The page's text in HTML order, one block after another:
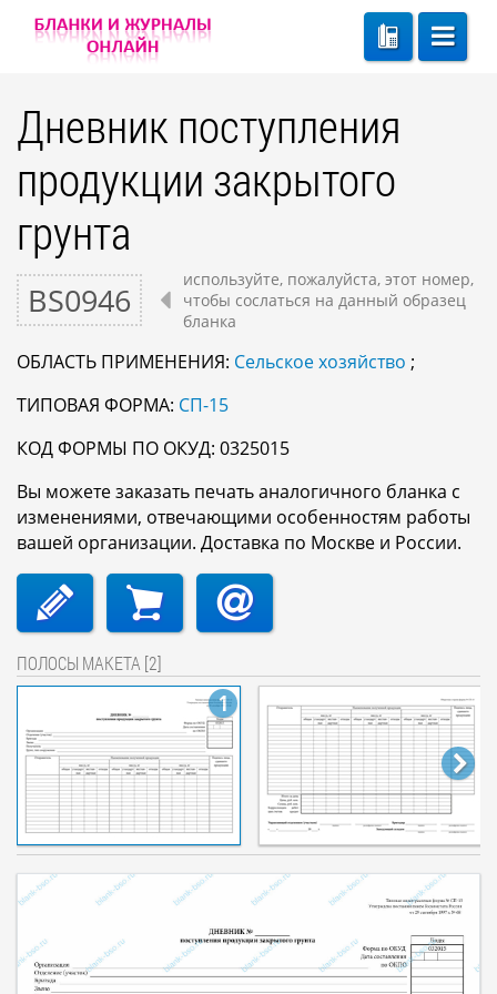
Дневник поступления
продукции закрытого
грунта
BS0946
используйте, пожалуйста, этот номер,
чтобы сослаться на данный образец
бланка
ОБЛАСТЬ ПРИМЕНЕНИЯ: Сельское хозяйство ;
ТИПОВАЯ ФОРМА: СП-15
КОД ФОРМЫ ПО ОКУД: 0325015
Вы можете заказать печать аналогичного бланка с
изменениями, отвечающими особенностям работы
вашей организации. Доставка по Москве и России.
ПОЛОСЫ МАКЕТА [2]
1